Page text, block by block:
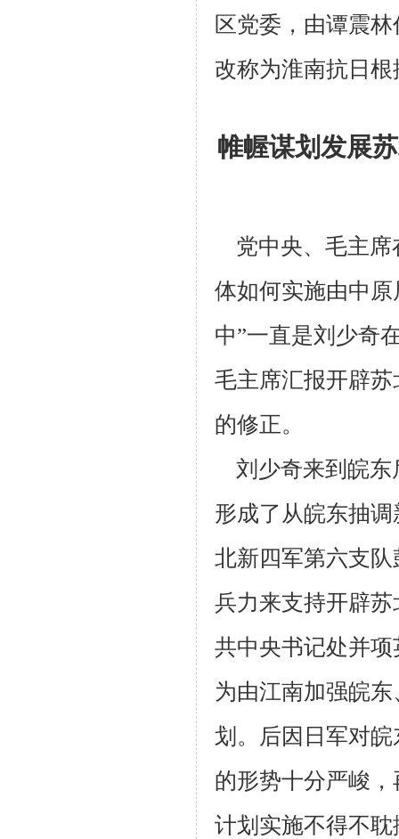
区党委，由谭震林
改称为淮南抗日根
帷幄谋划发展
党中央、毛主席
体如何实施由中
中”一直是刘少奇
毛主席汇报开辟
的修正。
刘少奇来到皖东
形成了从皖东抽
北新四军第六支队
兵力来支持开辟苏
共中央书记处并
为由江南加强皖
划。后因日军对皖
的形势十分严峻
计划实施不得不耽